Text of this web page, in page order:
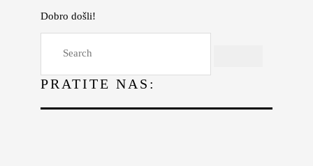
Dobro došli!
PRATITE NAS:
Lepota